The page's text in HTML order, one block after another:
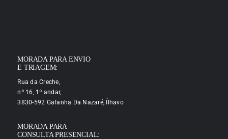
MORADA PARA ENVIO
E TRIAGEM:
Rua da Creche,
nº 16, 1º andar,
3830-592 Gafanha Da Nazaré, Ílhavo
MORADA PARA
CONSULTA PRESENCIAL: